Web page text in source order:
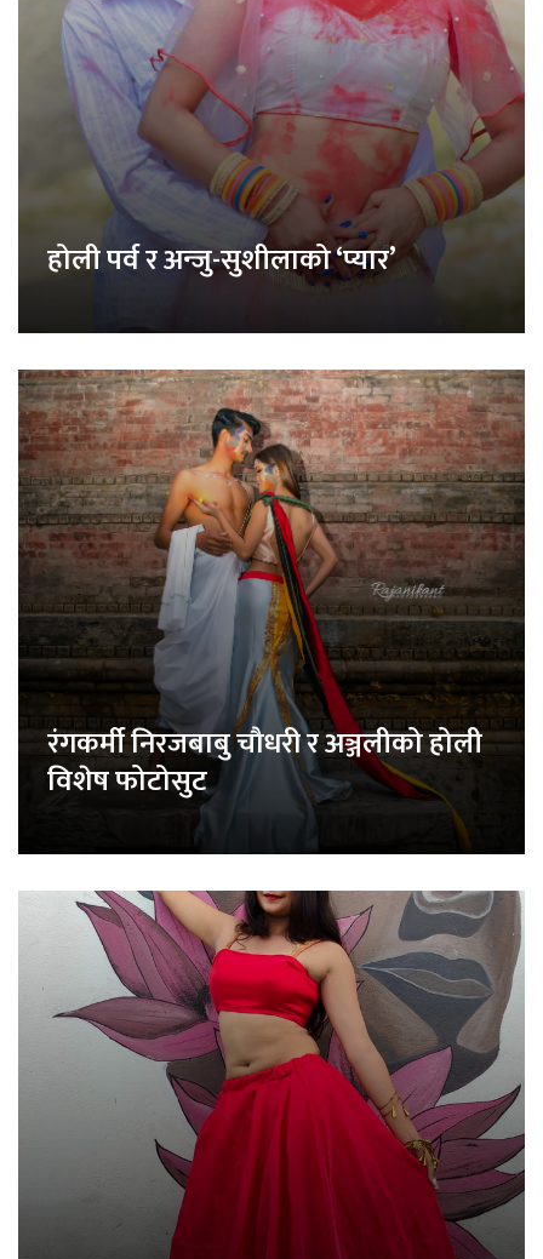
होली पर्व र अन्जु-सुशीलाको ‘प्यार’
रंगकर्मी निरजबाबु चौधरी र अञ्जलीको होली
विशेष फोटोसुट